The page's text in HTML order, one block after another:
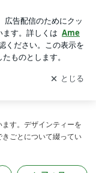
を受け取りまし
開く
す。デザインティーを
ごとについて綴ってい